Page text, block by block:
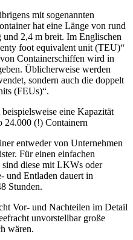
mit sogenannten
hat eine Länge von rund
2,4 m breit. Im Englischen
foot equivalent unit (TEU)“
Containerschiffen wird in
Üblicherweise werden
sondern auch die doppelt
(FEUs)“.
eine Kapazität
24.000 (!) Containern
entweder von Unternehmen
Für einen einfachen
diese mit LKWs oder
und Entladen dauert in
Stunden.
Vor- und Nachteilen im Detail
unvorstellbar große
wären.